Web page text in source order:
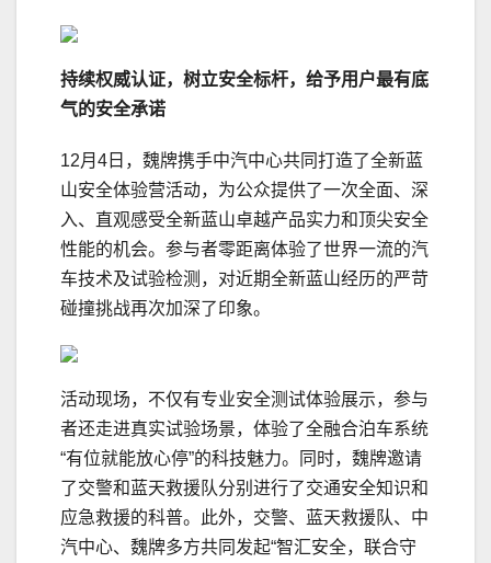
持续权威认证， 树立安全标杆，给予用户最有底
气的安全承诺
12月4日，魏牌携手中汽中心共同打造了全新蓝
山安全体验营活动，为公众提供了一次全面、深
入、直观感受全新蓝山卓越产品实力和顶尖安全
性能的机会。参与者零距离体验了世界一流的汽
车技术及试验检测，对近期全新蓝山经历的严苛
碰撞挑战再次加深了印象。
活动现场，不仅有专业安全测试体验展示，参与
者还走进真实试验场景，体验了全融合泊车系统
“有位就能放心停”的科技魅力。同时，魏牌邀请
了交警和蓝天救援队分别进行了交通安全知识和
应急救援的科普。此外，交警、蓝天救援队、中
汽中心、魏牌多方共同发起“智汇安全，联合守